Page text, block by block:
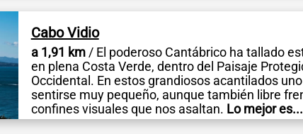
Cabo Vidio
a 1,91 km/ El poderoso Cantábrico ha tallado
en plena Costa Verde, dentro del Paisaje
Occidental. En estos grandiosos acantilados
sentirse muy pequeño, aunque también libre
confines visuales que nos asaltan. Lo mejor es...